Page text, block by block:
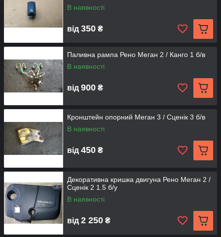
В наявності
від 350 ₴
Паливна рампа Рено Меган 2 / Канго 1 б/в
В наявності
від 900 ₴
Кронштейн опорний Меган 3 / Сценік 3 б/в
В наявності
від 450 ₴
Декоративна кришка двигуна Рено Меган 2 /
Сценік 2 1.5 б/у
В наявності
від 2 250 ₴